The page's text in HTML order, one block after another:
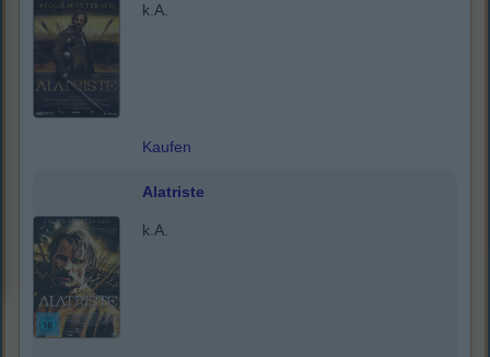
k.A.
Kaufen
Alatriste
k.A.